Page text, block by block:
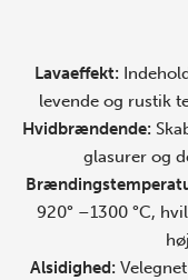
Lavaeffekt:
levende og rustik
Hvidbrændende:
glasurer og
920° –1300 °C,
Alsidighed: